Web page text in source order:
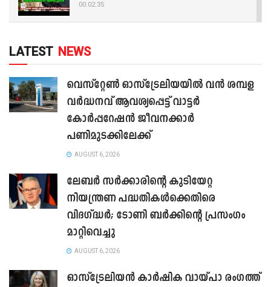
00:02:35
LATEST NEWS
വെസ്റ്റേൺ ഓസ്‌ട്രേലിയയിൽ വൻ ശമ്പള
വർദ്ധനവ് ആവശ്യപ്പെട്ട് വാട്ടർ
കോർപ്പറേഷൻ ജീവനക്കാർ
പണിമുടക്കിലേക്ക്
AUGUST 6, 2026
ലേബർ സർക്കാരിന്റെ കുടിയേറ്റ
നിയന്ത്രണ പദ്ധതികൾക്കെതിരെ
വിദഗ്ദ്ധർ; ടോണി ബർക്കിന്റെ പ്രസംഗം
മാറ്റിവെച്ചു
AUGUST 6, 2026
ഓസ്‌ട്രേലിയൻ കാർഷിക വായ്പാ രംഗത്ത്